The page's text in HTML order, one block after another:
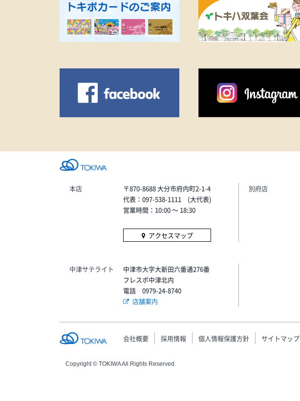
に突然電源が切れたら不安…・
という方は、この大チャンスを
お見逃しなく！本格的な夏が来
皆さまのご来店を心よりお待ち
しております！
本店
〒870-8688 大分市府内町2-1-4
代表：097-538-1111 (大代表)
営業時間：10:00 〜 18:30
アクセスマップ
別府店
中津サテライト
中津市大字大新田六番通276番
フレスポ中津北内
電話 0979-24-8740
店舗案内
会社概要 採用情報 個人情報保護方針 サイトマップ
Copyright © TOKIWA All Rights Reserved.